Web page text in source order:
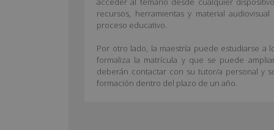
recursos, herramientas y material
proceso educativo.
Por otro lado, la maestría puede estudiarse
formaliza la matrícula y que se puede
deberán contactar con su tutor/a personal y
formación dentro del plazo de un año.